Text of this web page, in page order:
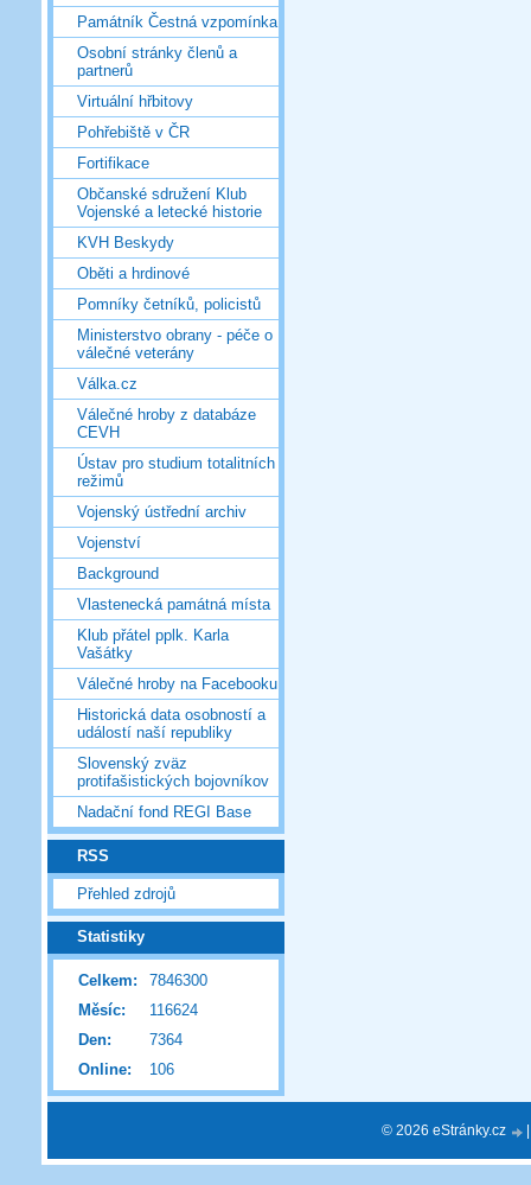
Památník Čestná vzpomínka
Osobní stránky členů a
partnerů
Virtuální hřbitovy
Pohřebiště v ČR
Fortifikace
Občanské sdružení Klub
Vojenské a letecké historie
KVH Beskydy
Oběti a hrdinové
Pomníky četníků, policistů
Ministerstvo obrany - péče o
válečné veterány
Válka.cz
Válečné hroby z databáze
CEVH
Ústav pro studium totalitních
režimů
Vojenský ústřední archiv
Vojenství
Background
Vlastenecká památná místa
Klub přátel pplk. Karla
Vašátky
Válečné hroby na Facebooku
Historická data osobností a
událostí naší republiky
Slovenský zväz
protifašistických bojovníkov
Nadační fond REGI Base
RSS
Přehled zdrojů
Statistiky
Online: 106
Celkem:
7846300
Měsíc:
116624
Den:
7364
© 2026 eStránky.cz